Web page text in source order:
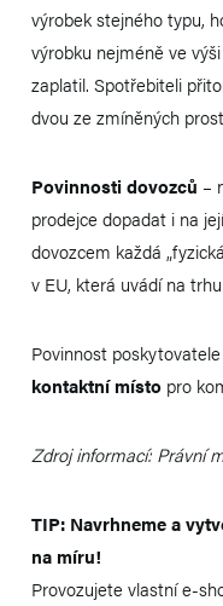
výrobek stejného typu,
výrobku nejméně ve
zaplatil. Spotřebiteli
dvou ze zmíněných
Povinnosti dovozců –
prodejce dopadat i na
dovozcem každá
v EU, která uvádí na
Povinnost
kontaktní místo pro
Zdroj informací: Právní
TIP: Navrhneme a
na míru!
Provozujete vlastní e-